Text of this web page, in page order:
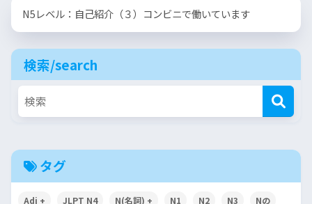
N5レベル：自己紹介（３）コンビニで働いています
検索/search
タグ
Adj + JLPT N4 N(名詞) + N1 N2 N3 Nの